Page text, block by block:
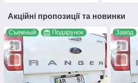
Акційні пропозиції та новинки
Съемный Подарунок Завод